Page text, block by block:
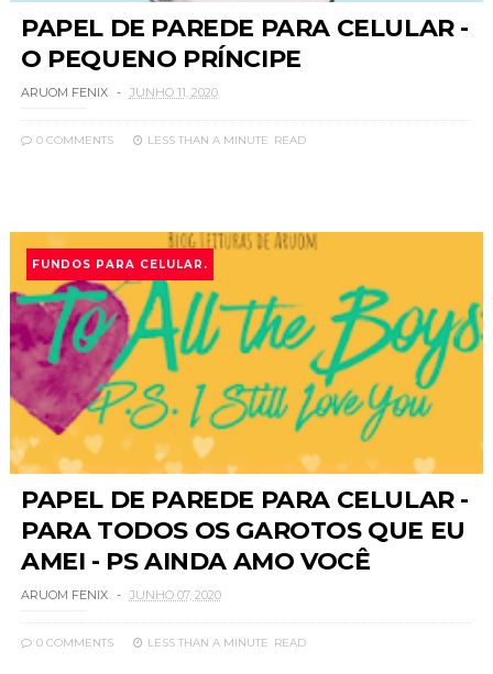
PAPEL DE PAREDE PARA CELULAR -
O PEQUENO PRÍNCIPE
ARUOM FENIX JUNHO 11, 2020
0 COMMENTS LESS THAN A MINUTE READ
FUNDOS PARA CELULAR.
PAPEL DE PAREDE PARA CELULAR -
PARA TODOS OS GAROTOS QUE EU
AMEI - PS AINDA AMO VOCÊ
ARUOM FENIX JUNHO 07, 2020
0 COMMENTS LESS THAN A MINUTE READ